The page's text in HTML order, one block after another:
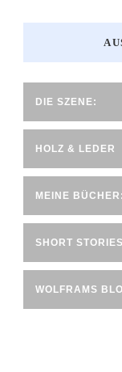
DIE SZENE:
HOLZ & LEDER
MEINE BÜCHER:
SHORT
WOLFRAMS